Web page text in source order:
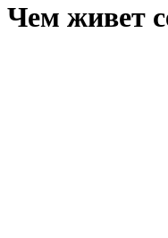
Чем живет